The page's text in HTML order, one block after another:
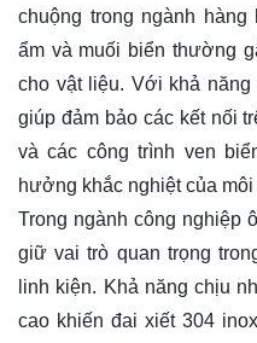
chuộng trong ngành
ẩm và muối biển thường
cho vật liệu. Với khả
giúp đảm bảo các kết nối
và các công trình ven
hưởng khắc nghiệt của
Trong ngành công nghiệp
giữ vai trò quan trọng
linh kiện. Khả năng chịu
cao khiến đai xiết 304